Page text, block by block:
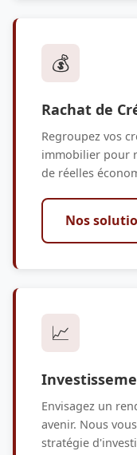
💰
Rachat de
Regroupez vos
immobilier pour
de réelles
Nos
📈
Envisagez un
avenir. Nous
stratégie